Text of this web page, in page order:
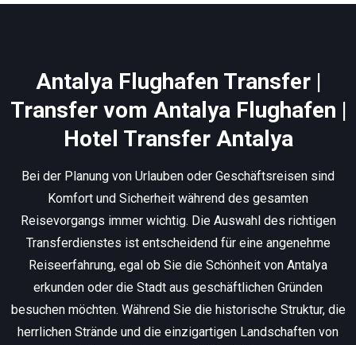
Antalya Flughafen Transfer |
Transfer vom Antalya Flughafen |
Hotel Transfer Antalya
Bei der Planung von Urlauben oder Geschäftsreisen sind
Komfort und Sicherheit während des gesamten
Reisevorgangs immer wichtig. Die Auswahl des richtigen
Transferdienstes ist entscheidend für eine angenehme
Reiseerfahrung, egal ob Sie die Schönheit von Antalya
erkunden oder die Stadt aus geschäftlichen Gründen
besuchen möchten. Während Sie die historische Struktur, die
herrlichen Strände und die einzigartigen Landschaften von